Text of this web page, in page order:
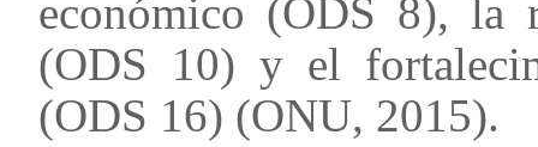
económico (ODS 8), la
(ODS 10) y el
(ODS 16) (ONU, 2015).